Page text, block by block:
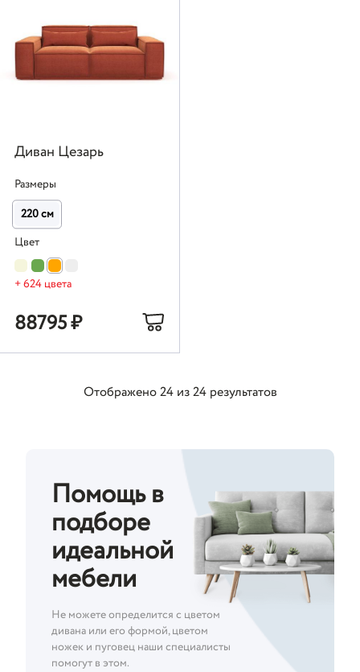
Диван Цезарь
Размеры
220 см
Цвет
+ 624 цвета
88795₽
Отображено24из24результатов
Помощь в
подборе
идеальной
мебели
Не можете определится с цветом
дивана или его формой, цветом
ножек и пуговец наши специалисты
помогут в этом.